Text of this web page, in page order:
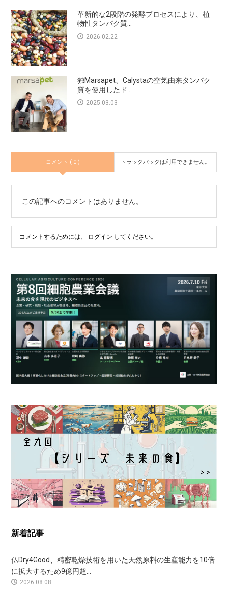
革新的な2段階の発酵プロセスにより、植
物性タンパク質...
2026.02.22
独Marsapet、Calystaの空気由来タンパク
質を使用したド...
2025.03.03
コメント ( 0 ) トラックバックは利用できません。
この記事へのコメントはありません。
コメントするためには、 ログイン してください。
新着記事
仏Dry4Good、精密乾燥技術を用いた天然原料の生産能力を10倍
に拡大するため9億円超...
2026.08.08